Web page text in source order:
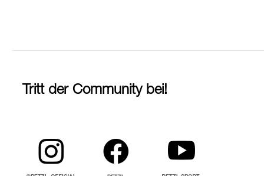
Tritt der Community bei!